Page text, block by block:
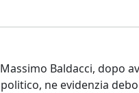
Baldacci, dopo
ne evidenzia